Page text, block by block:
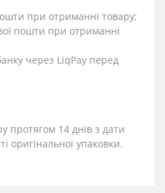
при отриманні товару;
пошти при отриманні
через LiqPay перед
протягом 14 днів з дати
оригінальної упаковки.